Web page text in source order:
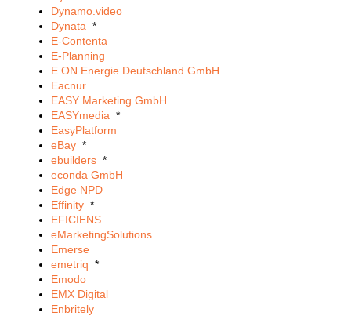
Dynamo.video
Dynata *
E-Contenta
E-Planning
E.ON Energie Deutschland GmbH
Eacnur
EASY Marketing GmbH
EASYmedia *
EasyPlatform
eBay *
ebuilders *
econda GmbH
Edge NPD
Effinity *
EFICIENS
eMarketingSolutions
Emerse
emetriq *
Emodo
EMX Digital
Enbritely